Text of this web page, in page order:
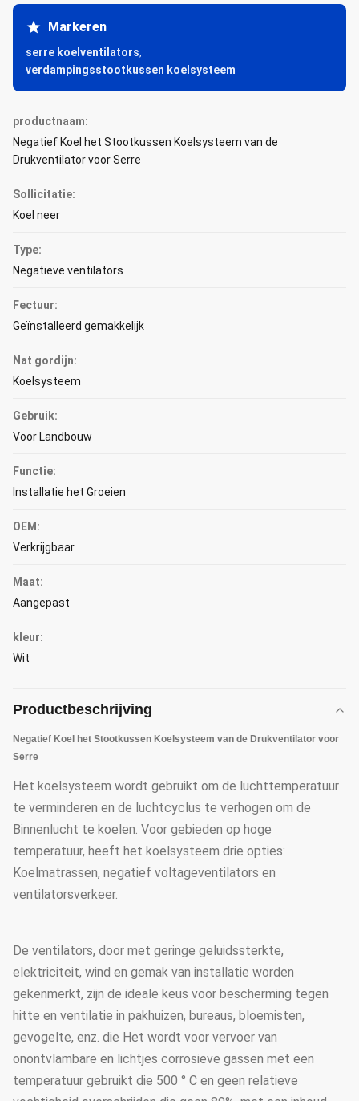
Markeren
serre koelventilators,
verdampingsstootkussen koelsysteem
productnaam:
Negatief Koel het Stootkussen Koelsysteem van de
Drukventilator voor Serre
Sollicitatie:
Koel neer
Type:
Negatieve ventilators
Fectuur:
Geïnstalleerd gemakkelijk
Nat gordijn:
Koelsysteem
Gebruik:
Voor Landbouw
Functie:
Installatie het Groeien
OEM:
Verkrijgbaar
Maat:
Aangepast
kleur:
Wit
Productbeschrijving
Negatief Koel het Stootkussen Koelsysteem van de Drukventilator voor
Serre
Het koelsysteem wordt gebruikt om de luchttemperatuur
te verminderen en de luchtcyclus te verhogen om de
Binnenlucht te koelen. Voor gebieden op hoge
temperatuur, heeft het koelsysteem drie opties:
Koelmatrassen, negatief voltageventilators en
ventilatorsverkeer.
De ventilators, door met geringe geluidssterkte,
elektriciteit, wind en gemak van installatie worden
gekenmerkt, zijn de ideale keus voor bescherming tegen
hitte en ventilatie in pakhuizen, bureaus, bloemisten,
gevogelte, enz. die Het wordt voor vervoer van
onontvlambare en lichtjes corrosieve gassen met een
temperatuur gebruikt die 500 ° C en geen relatieve